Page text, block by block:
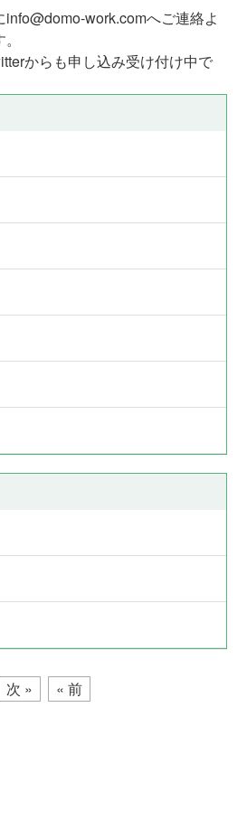
work.comへご連絡よ
からも申し込み受け付け中で
次 » « 前